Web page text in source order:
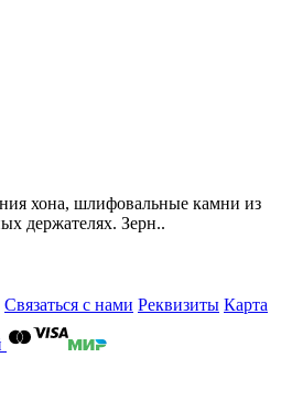
хона, шлифовальные камни из
держателях. Зерн..
Связаться с нами Реквизиты Карта